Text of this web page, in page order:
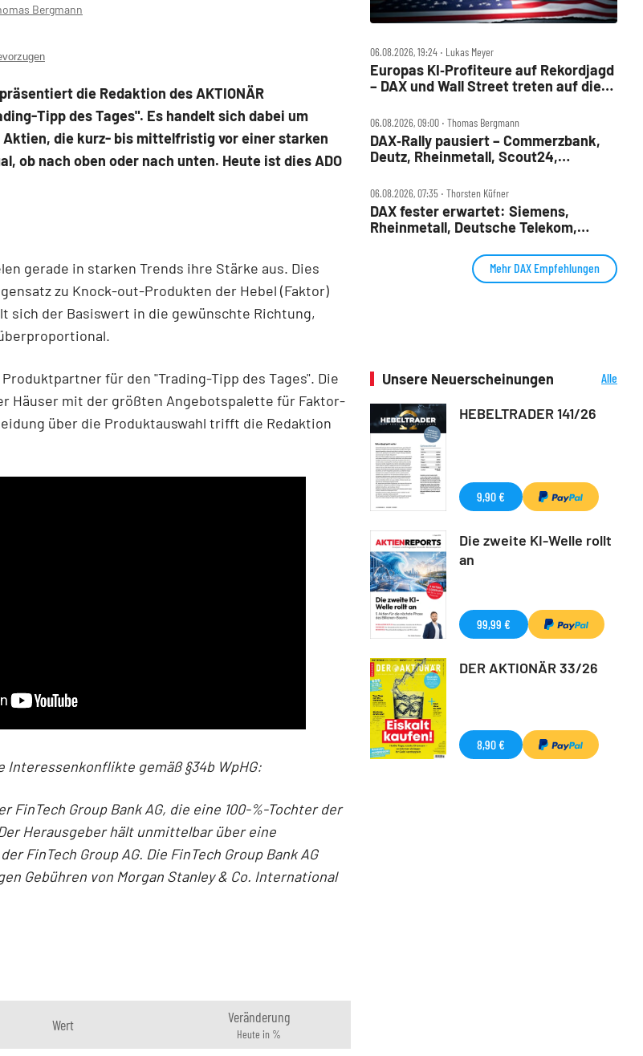
Bergmann
die Redaktion des AKTIONÄR
Tipp des Tages". Es handelt sich dabei um
die kurz- bis mittelfristig vor einer starken
ob nach oben oder nach unten. Heute ist dies ADO
gerade in starken Trends ihre Stärke aus. Dies
zu Knock-out-Produkten der Hebel (Faktor)
sich der Basiswert in die gewünschte Richtung,
für den "Trading-Tipp des Tages". Die
Häuser mit der größten Angebotspalette für Faktor-
über die Produktauswahl trifft die Redaktion
Interessenkonflikte gemäß §34b WpHG:
FinTech Group Bank AG, die eine 100-%-Tochter der
Herausgeber hält unmittelbar über eine
FinTech Group AG. Die FinTech Group Bank AG
Gebühren von Morgan Stanley & Co. International
Wert Veränderung
Heute in %
06.08.2026, 19:24 ‧ Lukas Meyer
Europas KI‑Profiteure auf Rekordjagd
– DAX und Wall Street treten auf die
06.08.2026, 09:00 ‧ Thomas Bergmann
DAX‑Rally pausiert – Commerzbank,
Deutz, Rheinmetall, Scout24,
Check
06.08.2026, 07:35 ‧ Thorsten Küfner
DAX fester erwartet: Siemens,
Rheinmetall, Deutsche Telekom,
Mehr DAX Empfehlungen
Unsere Neuerscheinungen
Alle
HEBELTRADER 141/26
9,90 €
Die zweite KI-Welle rollt
an
99,99 €
DER AKTIONÄR 33/26
8,90 €